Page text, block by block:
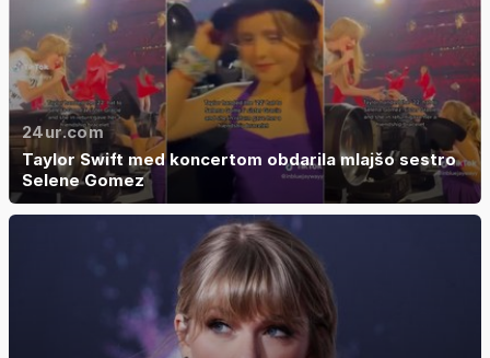
24ur.com
Taylor Swift med koncertom obdarila mlajšo sestro
Selene Gomez